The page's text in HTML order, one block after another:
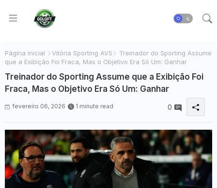
Página inicial Vitória Sporting AVS
Treinador do Sporting Assume
que a Exibição Foi Fraca, Mas o Objetivo Era Só Um: Ganhar
Treinador do Sporting Assume que a Exibição Foi
Fraca, Mas o Objetivo Era Só Um: Ganhar
fevereiro 06, 2026 1 minute read 0